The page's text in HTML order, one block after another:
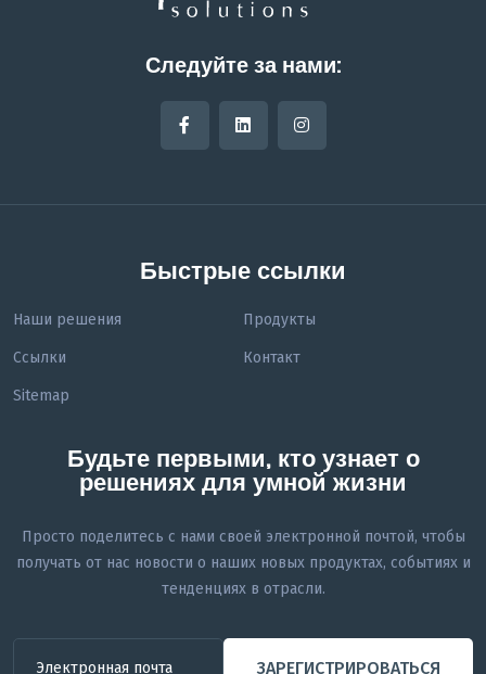
Следуйте за нами:
Быстрые ссылки
Наши решения Продукты
Ссылки Контакт
Sitemap
Будьте первыми, кто узнает о
решениях для умной жизни
Просто поделитесь с нами своей электронной почтой, чтобы
получать от нас новости о наших новых продуктах, событиях и
тенденциях в отрасли.
ЗАРЕГИСТРИРОВАТЬСЯ